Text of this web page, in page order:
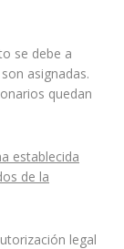
se debe a
asignadas.
quedan
establecida
de la
legal